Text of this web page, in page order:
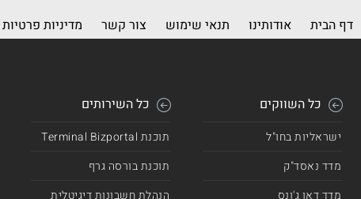
דף הבית אודותינו תנאי שימוש צור קשר מדיניות פרטיות
כל השווקים
ישראליות בחו"ל
מדד נאסד"ק
מדד דאו ג'ונס
כל השירותים
תוכנת Terminal Bizportal
תוכנת בורסה גרף
הנהלת חשבונות דיגיטלית